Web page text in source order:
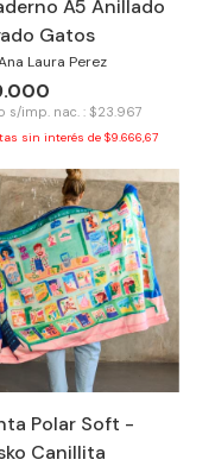
A5 Anillado
Gatos
Laura Perez
s/imp. nac. : $23.967
sin interés de $9.666,67
Polar Soft -
Canillita